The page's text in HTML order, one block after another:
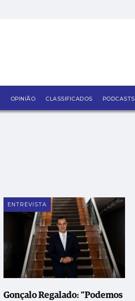
OPINIÃO CLASSIFICADOS PODCASTS
ENTREVISTA
Gonçalo Regalado: "Podemos